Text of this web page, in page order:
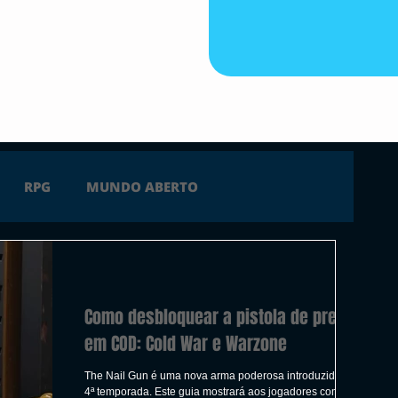
RPG MUNDO ABERTO
X ÚLTIMAS TRAILER
Como desbloquear a pistola de pregos
em COD: Cold War e Warzone
The Nail Gun é uma nova arma poderosa introduzida na
4ª temporada. Este guia mostrará aos jogadores como